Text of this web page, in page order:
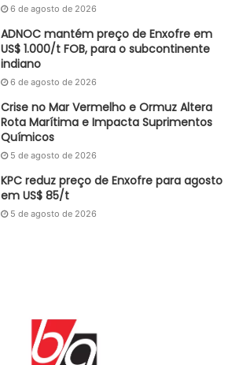
6 de agosto de 2026
ADNOC mantém preço de Enxofre em
US$ 1.000/t FOB, para o subcontinente
indiano
6 de agosto de 2026
Crise no Mar Vermelho e Ormuz Altera
Rota Marítima e Impacta Suprimentos
Químicos
5 de agosto de 2026
KPC reduz preço de Enxofre para agosto
em US$ 85/t
5 de agosto de 2026